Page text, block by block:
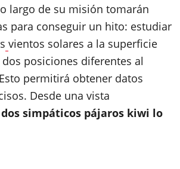
largo de su misión tomarán
para conseguir un hito: estudiar
vientos solares a la superficie
posiciones diferentes al
permitirá obtener datos
Desde una vista
simpáticos pájaros kiwi lo